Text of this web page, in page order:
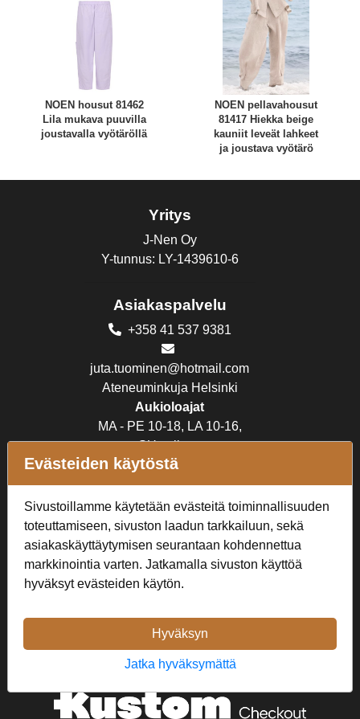
NOEN housut 81462
Lila mukava puuvilla
joustavalla vyötäröllä
NOEN pellavahousut
81417 Hiekka beige
kauniit leveät lahkeet
ja joustava vyötärö
Yritys
J-Nen Oy
Y-tunnus: LY-1439610-6
Asiakaspalvelu
+358 41 537 9381
juta.tuominen@hotmail.com
Ateneuminkuja Helsinki
Aukioloajat
MA - PE 10-18, LA 10-16,
SU suljettu
Verkkokauppa
Tilaus- ja toimitusehdot
Seuraa Meitä
Evästeiden käytöstä
Sivustoillamme käytetään evästeitä toiminnallisuuden
toteuttamiseen, sivuston laadun tarkkailuun, sekä
asiakaskäyttäytymisen seurantaan kohdennettua
markkinointia varten. Jatkamalla sivuston käyttöä
hyväksyt evästeiden käytön.
Hyväksyn
Jatka hyväksymättä